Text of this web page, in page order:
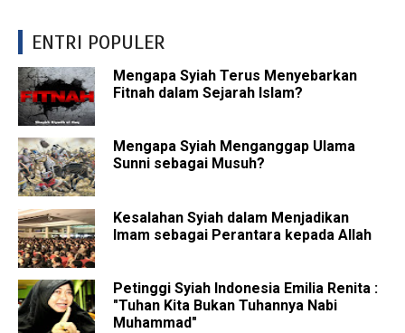
ENTRI POPULER
Mengapa Syiah Terus Menyebarkan
Fitnah dalam Sejarah Islam?
Mengapa Syiah Menganggap Ulama
Sunni sebagai Musuh?
Kesalahan Syiah dalam Menjadikan
Imam sebagai Perantara kepada Allah
Petinggi Syiah Indonesia Emilia Renita :
"Tuhan Kita Bukan Tuhannya Nabi
Muhammad"